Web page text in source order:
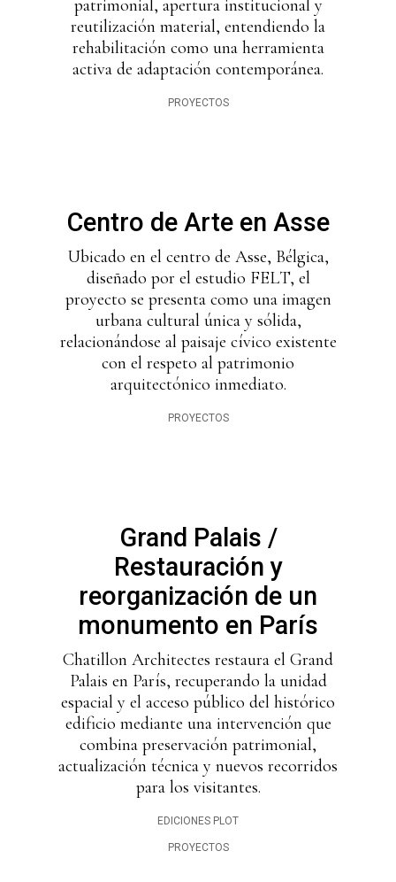
patrimonial, apertura institucional y
reutilización material, entendiendo la
rehabilitación como una herramienta
activa de adaptación contemporánea.
PROYECTOS
Centro de Arte en Asse
Ubicado en el centro de Asse, Bélgica,
diseñado por el estudio FELT, el
proyecto se presenta como una imagen
urbana cultural única y sólida,
relacionándose al paisaje cívico existente
con el respeto al patrimonio
arquitectónico inmediato.
PROYECTOS
Grand Palais /
Restauración y
reorganización de un
monumento en París
Chatillon Architectes restaura el Grand
Palais en París, recuperando la unidad
espacial y el acceso público del histórico
edificio mediante una intervención que
combina preservación patrimonial,
actualización técnica y nuevos recorridos
para los visitantes.
EDICIONES PLOT
PROYECTOS